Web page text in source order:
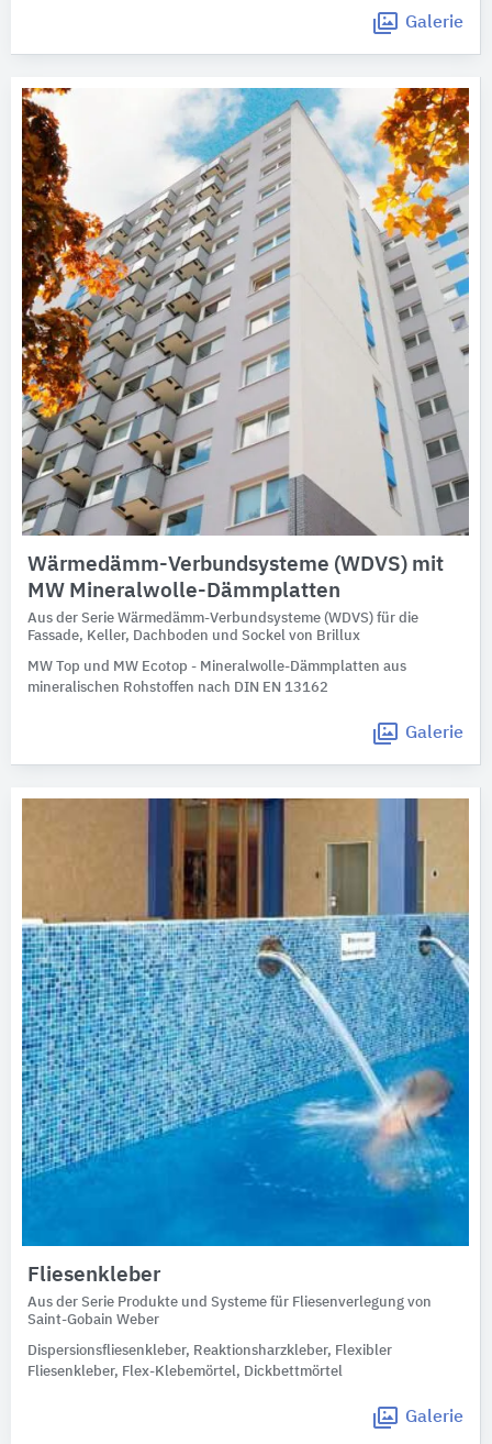
Galerie
Wärmedämm-Verbundsysteme (WDVS) mit
MW Mineralwolle-Dämmplatten
Aus der Serie Wärmedämm-Verbundsysteme (WDVS) für die
Fassade, Keller, Dachboden und Sockel von Brillux
MW Top und MW Ecotop - Mineralwolle-Dämmplatten aus
mineralischen Rohstoffen nach DIN EN 13162
Galerie
Fliesenkleber
Aus der Serie Produkte und Systeme für Fliesenverlegung von
Saint-Gobain Weber
Dispersionsfliesenkleber, Reaktionsharzkleber, Flexibler
Fliesenkleber, Flex-Klebemörtel, Dickbettmörtel
Galerie